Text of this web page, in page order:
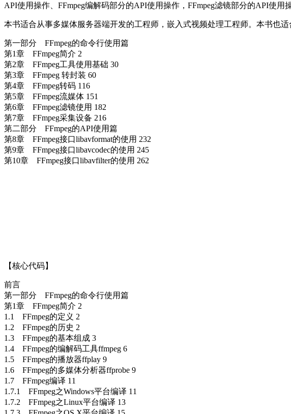
API使用操作、FFmpeg编解码部分的API使用操作，FFmpeg滤镜部分的API使
本书适合从事多媒体服务器端开发的工程师，嵌入式视频处理工程师。本书也
第一部分 FFmpeg的命令行使用篇
第1章 FFmpeg简介 2
第2章 FFmpeg工具使用基础 30
第3章 FFmpeg 转封装 60
第4章 FFmpeg转码 116
第5章 FFmpeg流媒体 151
第6章 FFmpeg滤镜使用 182
第7章 FFmpeg采集设备 216
第二部分 FFmpeg的API使用篇
第8章 FFmpeg接口libavformat的使用 232
第9章 FFmpeg接口libavcodec的使用 245
第10章 FFmpeg接口libavfilter的使用 262
【核心代码】
前言
第一部分 FFmpeg的命令行使用篇
第1章 FFmpeg简介 2
1.1 FFmpeg的定义 2
1.2 FFmpeg的历史 2
1.3 FFmpeg的基本组成 3
1.4 FFmpeg的编解码工具ffmpeg 6
1.5 FFmpeg的播放器ffplay 9
1.6 FFmpeg的多媒体分析器ffprobe 9
1.7 FFmpeg编译 11
1.7.1 FFmpeg之Windows平台编译 11
1.7.2 FFmpeg之Linux平台编译 13